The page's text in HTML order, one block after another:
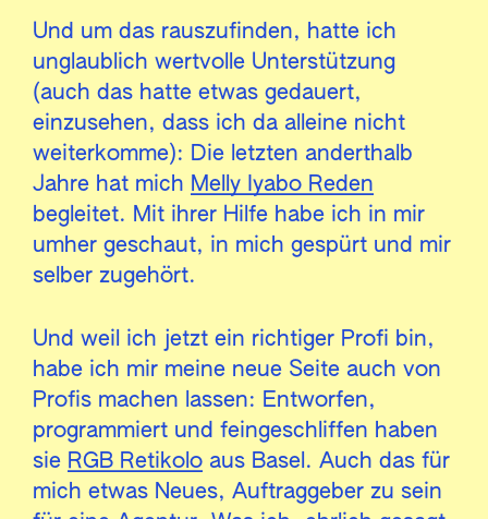
Und um das rauszufinden, hatte ich
unglaublich wertvolle Unterstützung
(auch das hatte etwas gedauert,
einzusehen, dass ich da alleine nicht
weiterkomme): Die letzten anderthalb
Jahre hat mich Melly Iyabo Reden
begleitet. Mit ihrer Hilfe habe ich in mir
umher geschaut, in mich gespürt und mir
selber zugehört.
Und weil ich jetzt ein richtiger Profi bin,
habe ich mir meine neue Seite auch von
Profis machen lassen: Entworfen,
programmiert und feingeschliffen haben
sie RGB Retikolo aus Basel. Auch das für
mich etwas Neues, Auftraggeber zu sein